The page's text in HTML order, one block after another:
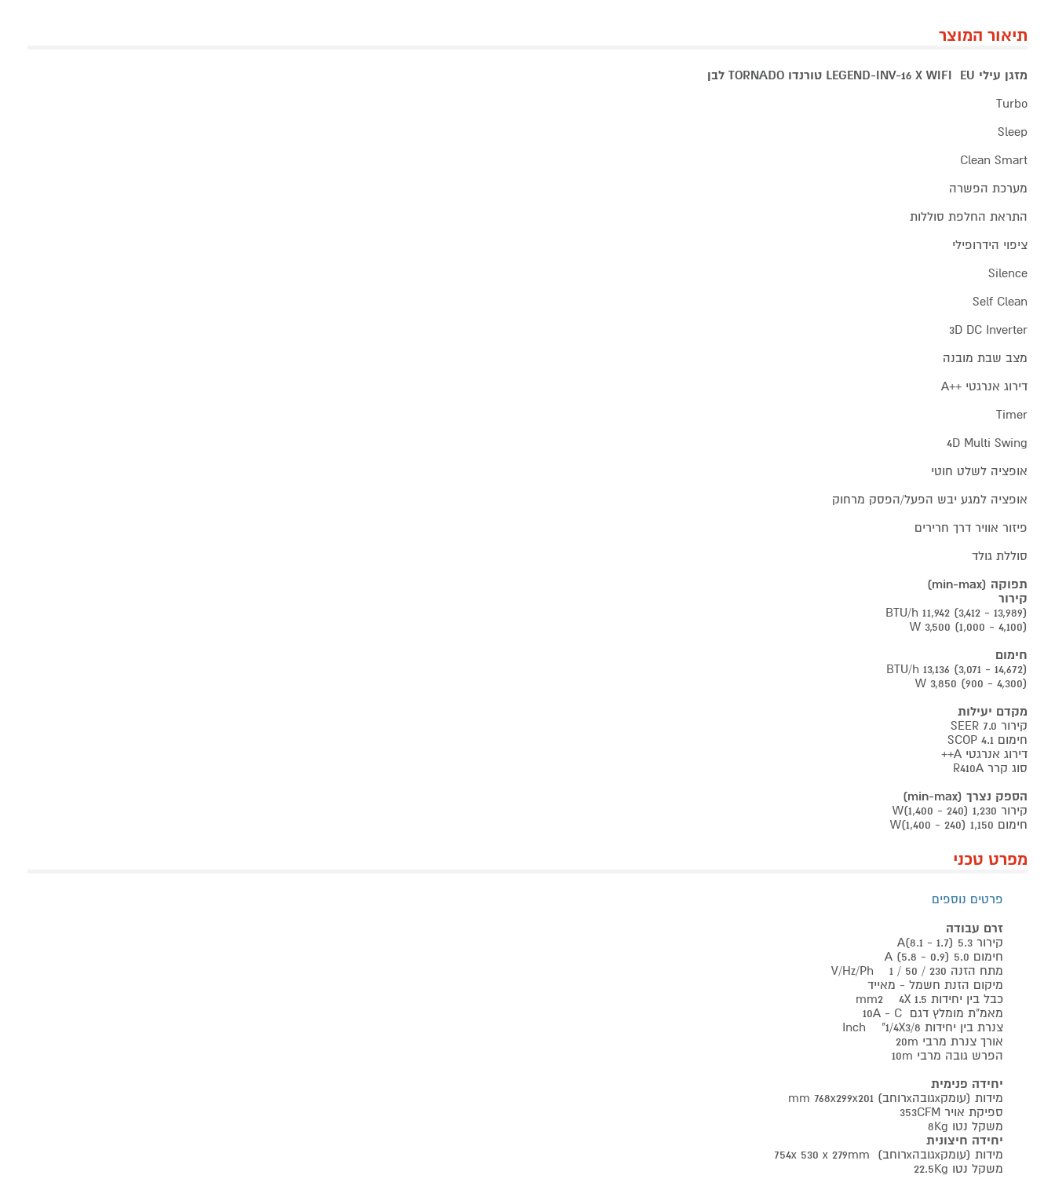
תיאור המוצר
מזגן עילי LEGEND-INV-16 X WIFI EU טורנדו TORNADO לבן
Turbo
Sleep
Clean Smart
מערכת הפשרה
התראת החלפת סוללות
ציפוי הידרופילי
Silence
Self Clean
3D DC Inverter
מצב שבת מובנה
דירוג אנרגטי ++A
Timer
4D Multi Swing
אופציה לשלט חוטי
אופציה למגע יבש הפעל/הפסק מרחוק
פיזור אוויר דרך חרירים
סוללת גולד
תפוקה (min-max)
קירור
BTU/h 11,942 (3,412 - 13,989)
W 3,500 (1,000 - 4,100)
חימום
BTU/h 13,136 (3,071 - 14,672)
W 3,850 (900 - 4,300)
מקדם יעילות
קירור SEER 7.0
חימום SCOP 4.1
דירוג אנרגטי A++
סוג קרר R410A
הספק נצרך (min-max)
קירור 1,230 (240 - 1,400)W
חימום 1,150 (240 - 1,400)W
מפרט טכני
פרטים נוספים
זרם עבודה
קירור 5.3 (1.7 - 8.1)A
חימום 5.0 (0.9 - 5.8) A
מתח הזנה V/Hz/Ph 1 / 50 / 230
מיקום הזנת חשמל - מאייד
כבל בין יחידות mm2 4X 1.5
מאמ"ת מומלץ דגם 10A - C
צנרת בין יחידות Inch "1/4X3/8
אורך צנרת מרבי 20m
הפרש גובה מרבי 10m
יחידה פנימית
מידות (עומקxגובהxרוחב) mm 768x299x201
ספיקת אויר 353CFM
משקל נטו 8Kg
יחידה חיצונית
מידות (עומקxגובהxרוחב) 754x 530 x 279mm
משקל נטו 22.5Kg